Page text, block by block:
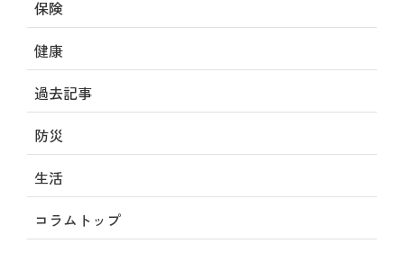
保険
健康
過去記事
防災
生活
コラムトップ